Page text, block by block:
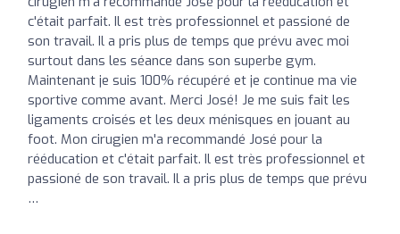
c'était parfait. Il est très professionnel et passioné de
son travail. Il a pris plus de temps que prévu avec moi
surtout dans les séance dans son superbe gym.
Maintenant je suis 100% récupéré et je continue ma vie
sportive comme avant. Merci José! Je me suis fait les
ligaments croisés et les deux ménisques en jouant au
foot. Mon cirugien m'a recommandé José pour la
rééducation et c'était parfait. Il est très professionnel et
passioné de son travail. Il a pris plus de temps que prévu
…